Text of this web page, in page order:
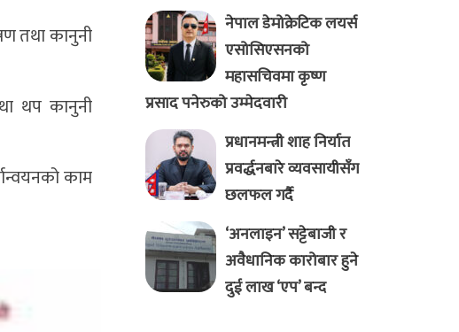
तथा कानुनी
थप कानुनी
काम
नेपाल डेमोक्रेटिक लयर्स
एसोसिएसनको
महासचिवमा कृष्ण
प्रसाद पनेरुको उम्मेदवारी
प्रधानमन्त्री शाह निर्यात
प्रवर्द्धनबारे व्यवसायीसँग
छलफल गर्दै
‘अनलाइन’ सट्टेबाजी र
अवैधानिक कारोबार हुने
दुई लाख ‘एप’ बन्द